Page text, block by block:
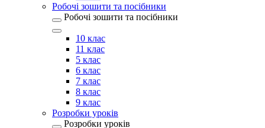
Робочі зошити та посібники
Робочі зошити та посібники
10 клас
11 клас
5 клас
6 клас
7 клас
8 клас
9 клас
Розробки уроків
Розробки уроків